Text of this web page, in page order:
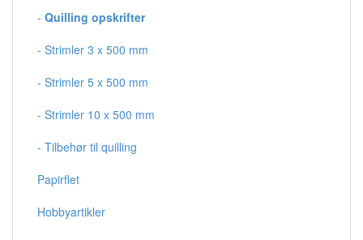
- Quilling opskrifter
- Strimler 3 x 500 mm
- Strimler 5 x 500 mm
- Strimler 10 x 500 mm
- Tilbehør til quilling
Papirflet
Hobbyartikler